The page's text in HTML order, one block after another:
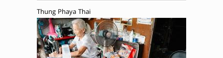
Thung Phaya Thai